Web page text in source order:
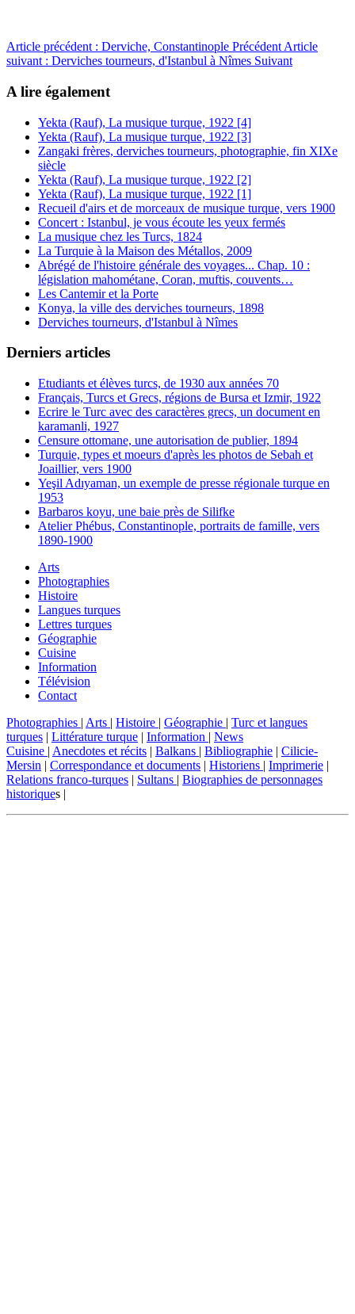
Article précédent : Derviche, Constantinople Précédent Article
suivant : Derviches tourneurs, d'Istanbul à Nîmes Suivant
A lire également
Yekta (Rauf), La musique turque, 1922 [4]
Yekta (Rauf), La musique turque, 1922 [3]
Zangaki frères, derviches tourneurs, photographie, fin XIXe
siècle
Yekta (Rauf), La musique turque, 1922 [2]
Yekta (Rauf), La musique turque, 1922 [1]
Recueil d'airs et de morceaux de musique turque, vers 1900
Concert : Istanbul, je vous écoute les yeux fermés
La musique chez les Turcs, 1824
La Turquie à la Maison des Métallos, 2009
Abrégé de l'histoire générale des voyages... Chap. 10 :
législation mahométane, Coran, muftis, couvents…
Les Cantemir et la Porte
Konya, la ville des derviches tourneurs, 1898
Derviches tourneurs, d'Istanbul à Nîmes
Derniers articles
Etudiants et élèves turcs, de 1930 aux années 70
Français, Turcs et Grecs, régions de Bursa et Izmir, 1922
Ecrire le Turc avec des caractères grecs, un document en
karamanli, 1927
Censure ottomane, une autorisation de publier, 1894
Turquie, types et moeurs d'après les photos de Sebah et
Joaillier, vers 1900
Yeşil Adıyaman, un exemple de presse régionale turque en
1953
Barbaros koyu, une baie près de Silifke
Atelier Phébus, Constantinople, portraits de famille, vers
1890-1900
Arts
Photographies
Histoire
Langues turques
Lettres turques
Géographie
Cuisine
Information
Télévision
Contact
Photographies | Arts | Histoire | Géographie | Turc et langues
turques | Littérature turque | Information | News
Cuisine | Anecdotes et récits | Balkans | Bibliographie | Cilicie-
Mersin | Correspondance et documents | Historiens | Imprimerie |
Relations franco-turques | Sultans | Biographies de personnages
historiques |